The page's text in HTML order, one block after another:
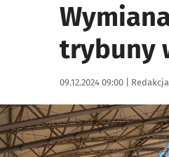
trybuny
Data publikacji:
09.12.2024 09:00 | Autor: